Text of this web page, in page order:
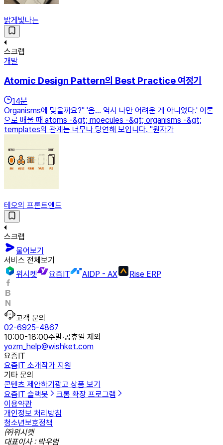
밝게빛나는
스크랩
개발
Atomic Design Pattern의 Best Practice 여정기
14분
Organisms에 맞을까요?" '음... 역시 나만 어려운 게 아니었다.' 이론
으로 배울 때 atoms -&gt; moecules -&gt; organisms -&gt;
templates의 관계는 너무나 당연해 보입니다. "원자가
테오의 프론트엔드
스크랩
물어보기
서비스 전체보기
위시켓
요즘IT AIDP - AX Rise ERP
고객 문의
02-6925-4867
10:00-18:00주말·공휴일 제외
yozm_help@wishket.com
요즘IT
요즘IT 소개작가 지원
기타 문의
콘텐츠 제안하기 광고 상품 보기
요즘IT 슬랙봇
크롬 확장 프로그램
이용약관
개인정보 처리방침
청소년보호정책
㈜위시켓
대표이사 : 박우범